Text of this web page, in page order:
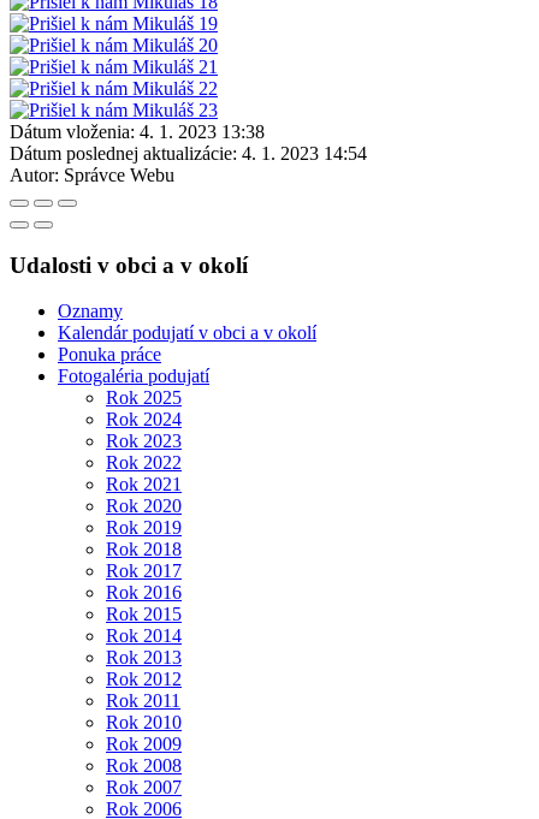
Dátum vloženia: 4. 1. 2023 13:38
Dátum poslednej aktualizácie: 4. 1. 2023 14:54
Autor: Správce Webu
Udalosti v obci a v okolí
Oznamy
Kalendár podujatí v obci a v okolí
Ponuka práce
Fotogaléria podujatí
Rok 2025
Rok 2024
Rok 2023
Rok 2022
Rok 2021
Rok 2020
Rok 2019
Rok 2018
Rok 2017
Rok 2016
Rok 2015
Rok 2014
Rok 2013
Rok 2012
Rok 2011
Rok 2010
Rok 2009
Rok 2008
Rok 2007
Rok 2006